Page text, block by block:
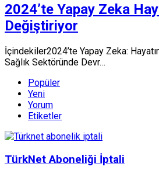
2024’te Yapay Zeka
Değiştiriyor
İçindekiler2024’te Yapay Zeka:
Sağlık Sektöründe Devr…
Popüler
Yeni
Yorum
Etiketler
TürkNet Aboneliği İptali